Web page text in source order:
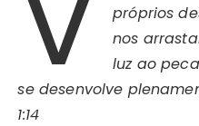
próprios
nos
luz ao
se desenvolve
1:14